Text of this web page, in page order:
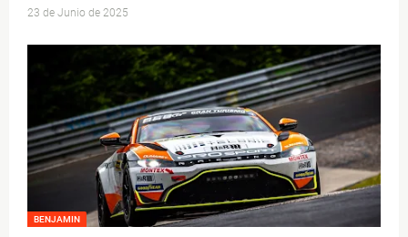
23 de Junio de 2025
BENJAMIN